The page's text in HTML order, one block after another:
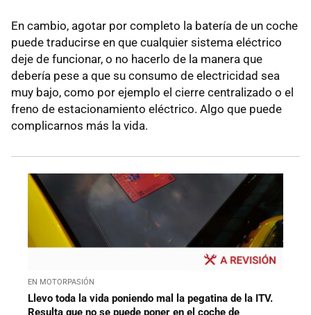
En cambio, agotar por completo la batería de un coche
puede traducirse en que cualquier sistema eléctrico
deje de funcionar, o no hacerlo de la manera que
debería pese a que su consumo de electricidad sea
muy bajo, como por ejemplo el cierre centralizado o el
freno de estacionamiento eléctrico. Algo que puede
complicarnos más la vida.
EN MOTORPASIÓN
Llevo toda la vida poniendo mal la pegatina de la ITV.